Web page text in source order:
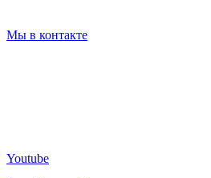
Мы в контакте
Youtube